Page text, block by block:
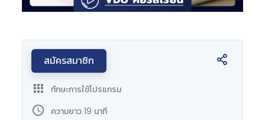
สมัครสมาชิก
ทักษะการใช้โปรแกรม
ความยาว 19 นาที